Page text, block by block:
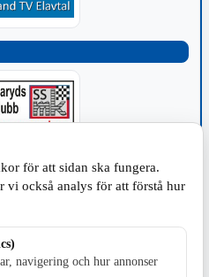
för att sidan ska fungera.
vi också analys för att förstå hur
navigering och hur annonser